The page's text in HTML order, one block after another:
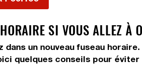
SI VOUS ALLEZ À
un nouveau fuseau
quelques conseils pour